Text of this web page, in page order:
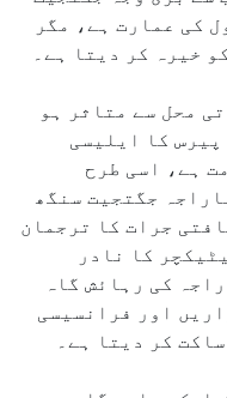
کی عمارت ہے، مگر
خیرہ کر دیتا ہے۔
محل سے متاثر ہو
کا ایلیسی
ہے، اسی طرح
جگتجیت سنگھ
جرات کا ترجمان
کا نادر
کی رہائش گاہ
اور فرانسیسی
کر دیتا ہے۔